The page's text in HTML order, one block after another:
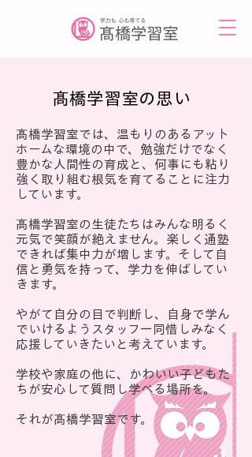
髙橋学習室の思い
髙橋学習室では、温もりのあるアット
ホームな環境の中で、勉強だけでなく
豊かな人間性の育成と、何事にも粘り
強く取り組む根気を育てることに注力
しています。
髙橋学習室の生徒たちはみんな明るく
元気で笑顔が絶えません。楽しく通塾
できれば集中力が増します。そして自
信と勇気を持って、学力を伸ばしてい
きます。
やがて自分の目で判断し、自身で学ん
でいけるようスタッフ一同惜しみなく
応援していきたいと考えています。
学校や家庭の他に、かわいい子どもた
ちが安心して質問し学べる場所を。
それが髙橋学習室です。